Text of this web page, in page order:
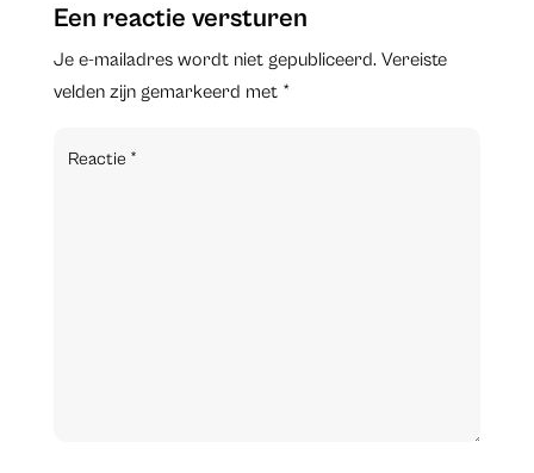
Een reactie versturen
Je e-mailadres wordt niet gepubliceerd. Vereiste
velden zijn gemarkeerd met *